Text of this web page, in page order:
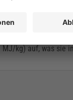
jedoch deutlich
besonders
kg) auf, was sie